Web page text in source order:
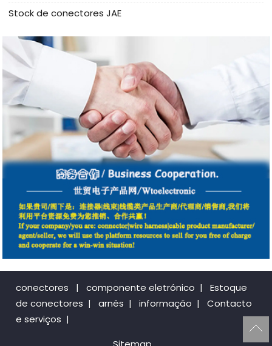
Stock de conectores JAE
conectores | componente eletrónico |
Estoque
de conectores | arnês | informação |
Contacto
e serviços |